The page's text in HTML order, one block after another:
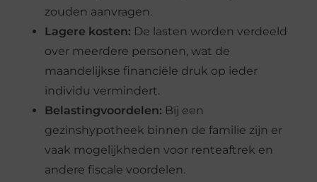
zouden aanvragen.
Lagere kosten: De lasten worden verdeeld
over meerdere personen, wat de
maandelijkse financiële druk op ieder
individu vermindert.
Belastingvoordelen: Bij een
gezinshypotheek binnen de familie zijn er
vaak mogelijkheden voor renteaftrek en
andere fiscale voordelen.